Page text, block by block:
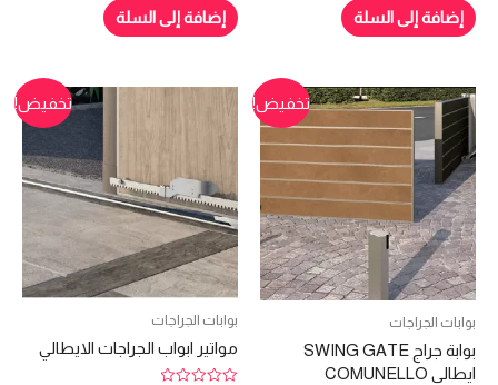
من
5
هو:
53,000.00 EGP.
46,000.00 EGP.
إضافة إلى السلة
من
5
هو:
28,940.00 EGP.
إضافة إلى السلة
تخفيض!
بوابات الجراجات
بوابة جراج SWING GATE
ايطالي COMUNELLO
تخفيض!
بوابات الجراجات
مواتير ابواب الجراجات الايطالي